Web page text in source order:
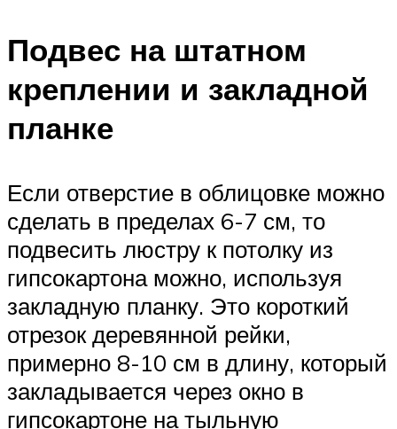
Подвес на штатном
креплении и закладной
планке
Если отверстие в облицовке можно
сделать в пределах 6-7 см, то
подвесить люстру к потолку из
гипсокартона можно, используя
закладную планку. Это короткий
отрезок деревянной рейки,
примерно 8-10 см в длину, который
закладывается через окно в
гипсокартоне на тыльную